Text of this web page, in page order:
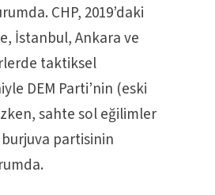
CHP, 2019’daki
İstanbul, Ankara ve
taktiksel
DEM Parti’nin (eski
sahte sol eğilimler
partisinin